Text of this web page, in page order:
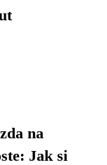
na
Jak si